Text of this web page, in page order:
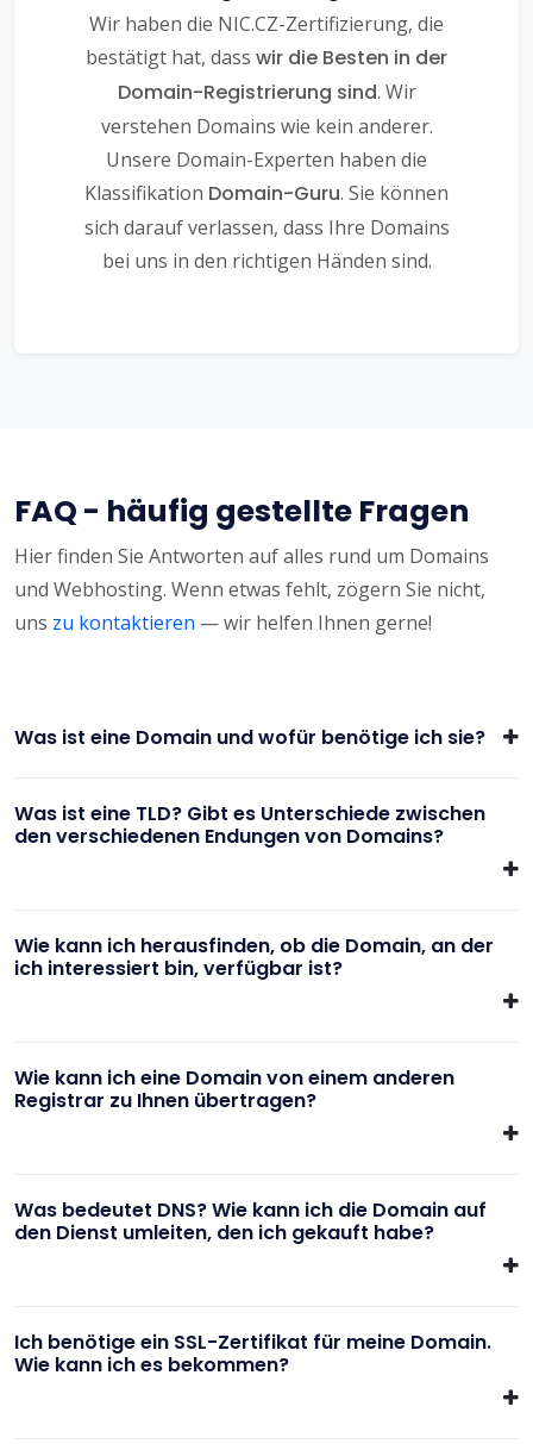
Wir haben die NIC.CZ-Zertifizierung, die
bestätigt hat, dass wir die Besten in der
Domain-Registrierung sind. Wir
verstehen Domains wie kein anderer.
Unsere Domain-Experten haben die
Klassifikation Domain-Guru. Sie können
sich darauf verlassen, dass Ihre Domains
bei uns in den richtigen Händen sind.
FAQ - häufig gestellte Fragen
Hier finden Sie Antworten auf alles rund um Domains
und Webhosting. Wenn etwas fehlt, zögern Sie nicht,
uns zu kontaktieren — wir helfen Ihnen gerne!
Was ist eine Domain und wofür benötige ich sie?
Was ist eine TLD? Gibt es Unterschiede zwischen
den verschiedenen Endungen von Domains?
Wie kann ich herausfinden, ob die Domain, an der
ich interessiert bin, verfügbar ist?
Wie kann ich eine Domain von einem anderen
Registrar zu Ihnen übertragen?
Was bedeutet DNS? Wie kann ich die Domain auf
den Dienst umleiten, den ich gekauft habe?
Ich benötige ein SSL-Zertifikat für meine Domain.
Wie kann ich es bekommen?